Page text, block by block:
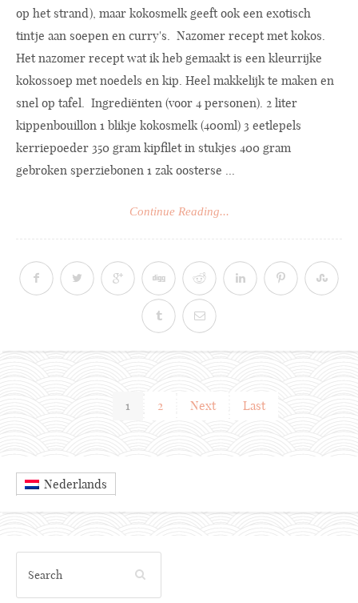
op het strand), maar kokosmelk geeft ook een exotisch
tintje aan soepen en curry's. Nazomer recept met kokos.
Het nazomer recept wat ik heb gemaakt is een kleurrijke
kokossoep met noedels en kip. Heel makkelijk te maken en
snel op tafel. Ingrediënten (voor 4 personen). 2 liter
kippenbouillon 1 blikje kokosmelk (400ml) 3 eetlepels
kerriepoeder 350 gram kipfilet in stukjes 400 gram
gebroken sperziebonen 1 zak oosterse ...
Continue Reading...
1 2 Next Last
Nederlands